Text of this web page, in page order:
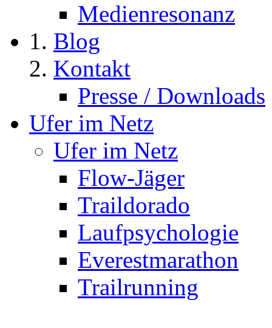
Medienresonanz
Blog
Kontakt
Presse / Downloads
Ufer im Netz
Ufer im Netz
Flow-Jäger
Traildorado
Laufpsychologie
Everestmarathon
Trailrunning